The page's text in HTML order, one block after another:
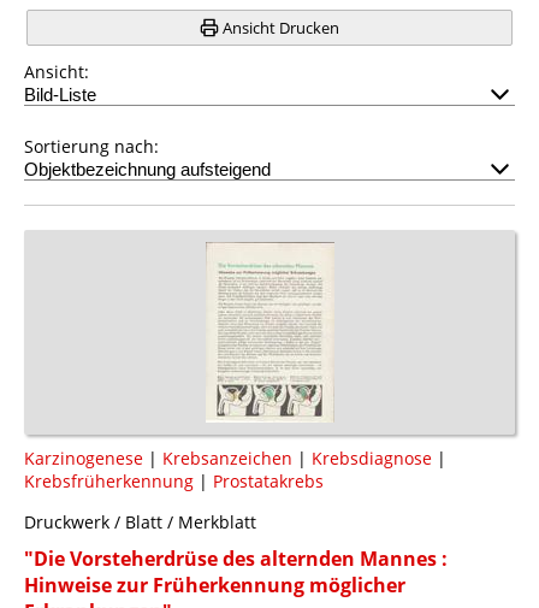
Ansicht Drucken
Ansicht:
Sortierung nach:
Karzinogenese | Krebsanzeichen | Krebsdiagnose |
Krebsfrüherkennung | Prostatakrebs
Druckwerk / Blatt / Merkblatt
"Die Vorsteherdrüse des alternden Mannes :
Hinweise zur Früherkennung möglicher